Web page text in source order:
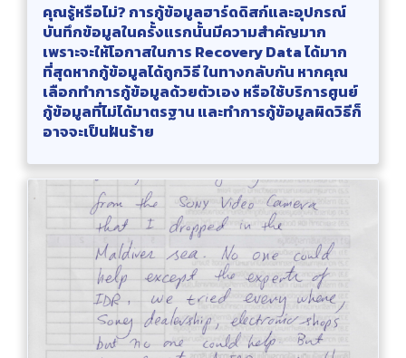
คุณรู้หรือไม่? การกู้ข้อมูลฮาร์ดดิสก์และอุปกรณ์
บันทึกข้อมูลในครั้งแรกนั้นมีความสำคัญมาก
เพราะจะให้โอกาสในการ Recovery Data ได้มาก
ที่สุดหากกู้ข้อมูลได้ถูกวิธี ในทางกลับกัน หากคุณ
เลือกทำการกู้ข้อมูลด้วยตัวเอง หรือใช้บริการศูนย์
กู้ข้อมูลที่ไม่ได้มาตรฐาน และทำการกู้ข้อมูลผิดวิธีก็
อาจจะเป็นฝันร้าย